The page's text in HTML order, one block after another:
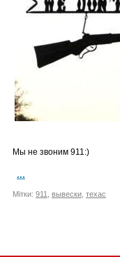
Мы не звоним 911:)
...
Мітки: 911 вывески техас